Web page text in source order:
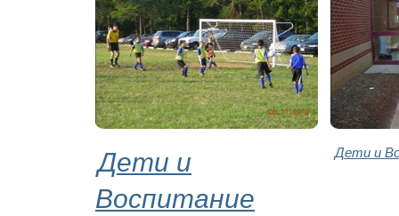
Дети и
Воспитание
Дети и